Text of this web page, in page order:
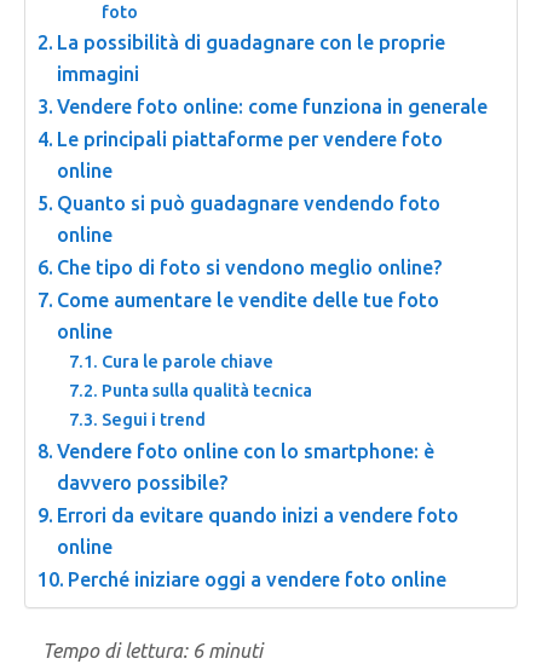
foto
La possibilità di guadagnare con le proprie
immagini
Vendere foto online: come funziona in generale
Le principali piattaforme per vendere foto
online
Quanto si può guadagnare vendendo foto
online
Che tipo di foto si vendono meglio online?
Come aumentare le vendite delle tue foto
online
Cura le parole chiave
Punta sulla qualità tecnica
Segui i trend
Vendere foto online con lo smartphone: è
davvero possibile?
Errori da evitare quando inizi a vendere foto
online
Perché iniziare oggi a vendere foto online
Tempo di lettura: 6 minuti